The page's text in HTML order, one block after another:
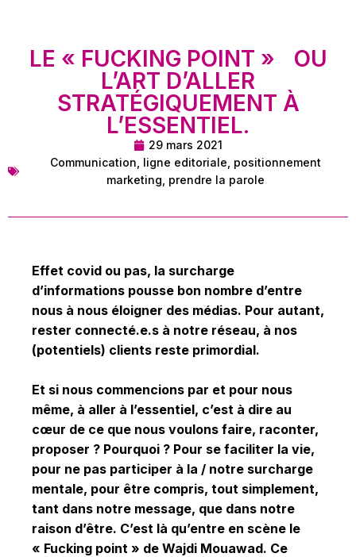
LE « FUCKING POINT » OU
L’ART D’ALLER
STRATÉGIQUEMENT À
L’ESSENTIEL.
29 mars 2021
Communication ligne editoriale positionnement
marketing prendre la parole
Effet covid ou pas, la surcharge
d’informations pousse bon nombre d’entre
nous à nous éloigner des médias. Pour autant,
rester connecté.e.s à notre réseau, à nos
(potentiels) clients reste primordial.
Et si nous commencions par et pour nous
même, à aller à l’essentiel, c’est à dire au
cœur de ce que nous voulons faire, raconter,
proposer ? Pourquoi ? Pour se faciliter la vie,
pour ne pas participer à la / notre surcharge
mentale, pour être compris, tout simplement,
tant dans notre message, que dans notre
raison d’être. C’est là qu’entre en scène le
« Fucking point » de Wajdi Mouawad. Ce